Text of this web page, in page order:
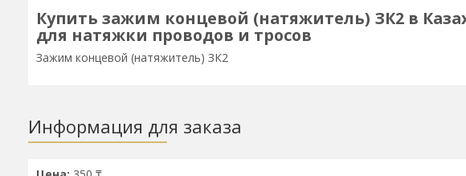
Купить зажим концевой (натяжитель) ЗК2 в
для натяжки проводов и тросов
Зажим концевой (натяжитель) ЗК2
Информация для заказа